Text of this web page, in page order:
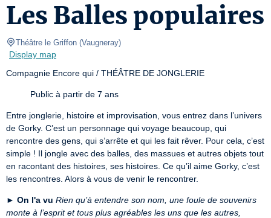
Les Balles populaires
Théâtre le Griffon (Vaugneray)
Display map
Compagnie Encore qui / THÉÂTRE DE JONGLERIE
Public à partir de 7 ans
Entre jonglerie, histoire et improvisation, vous entrez dans l’univers
de Gorky. C’est un personnage qui voyage beaucoup, qui
rencontre des gens, qui s’arrête et qui les fait rêver. Pour cela, c’est
simple ! Il jongle avec des balles, des massues et autres objets tout
en racontant des histoires, ses histoires. Ce qu’il aime Gorky, c’est
les rencontres. Alors à vous de venir le rencontrer.
► On l'a vu Rien qu’à entendre son nom, une foule de souvenirs
monte à l’esprit et tous plus agréables les uns que les autres,